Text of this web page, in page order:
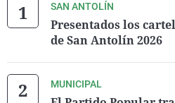
SAN ANTOLÍN
Presentados los
de San Antolín 2026
MUNICIPAL